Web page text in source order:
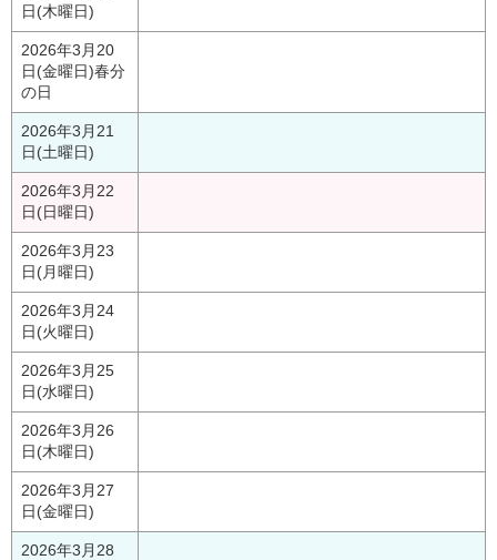
日(木曜日)
2026年3月20
日(金曜日)春分
の日
2026年3月21
日(土曜日)
2026年3月22
日(日曜日)
2026年3月23
日(月曜日)
2026年3月24
日(火曜日)
2026年3月25
日(水曜日)
2026年3月26
日(木曜日)
2026年3月27
日(金曜日)
2026年3月28